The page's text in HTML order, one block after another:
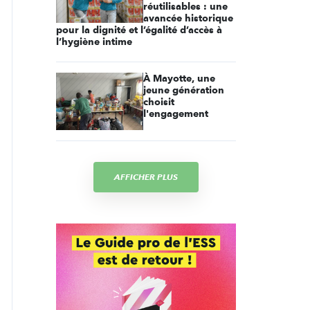
réutilisables : une
avancée historique
pour la dignité et l’égalité d’accès à
l’hygiène intime
À Mayotte, une
jeune génération
choisit
l'engagement
AFFICHER PLUS